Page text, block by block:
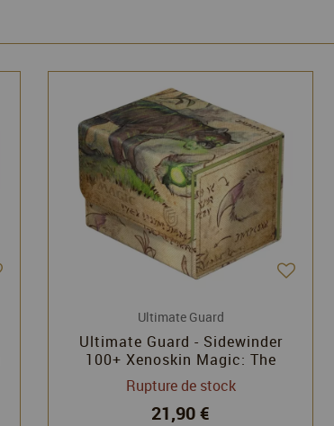
Ultimate Guard
Ultimate Guard - Sidewinder
100+ Xenoskin Magic: The
Gathering "Bloomburrow" - Ygra,
Eater of All
Rupture de stock
21,90 €